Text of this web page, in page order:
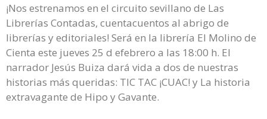
¡Nos estrenamos en el circuito sevillano de Las
Librerías Contadas, cuentacuentos al abrigo de
librerías y editoriales! Será en la librería El Molino de
Cienta este jueves 25 d efebrero a las 18:00 h. El
narrador Jesús Buiza dará vida a dos de nuestras
historias más queridas: TIC TAC ¡CUAC! y La historia
extravagante de Hipo y Gavante.